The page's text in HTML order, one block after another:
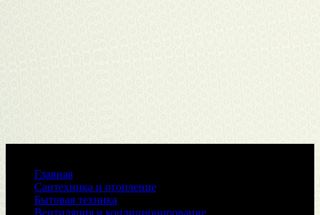
Главная
Сантехника и отопление
Бытовая техника
Вентиляция и кондиционирование